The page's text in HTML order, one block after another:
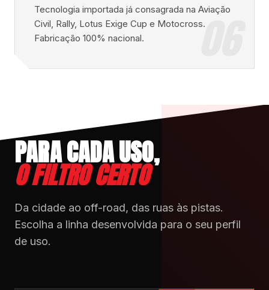
06
Tecnologia importada já consagrada na Aviação
Civil, Rally, Lotus Exige Cup e Motocross.
Fabricação 100% nacional.
PARA CADA USO,
O FILTRO CERTO
Da cidade ao off-road, das ruas às pistas.
Escolha a linha desenvolvida para o seu perfil
de uso.